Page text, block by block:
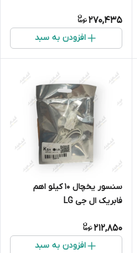
270,435
افزودن به سبد
سنسور یخچال 10 کیلو اهم
فابریک ال جی LG
212,850
افزودن به سبد